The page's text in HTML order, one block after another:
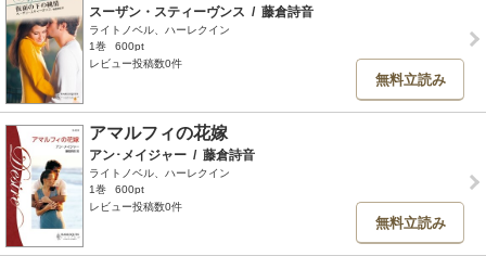
スーザン・スティーヴンス / 藤倉詩音
ライトノベル、ハーレクイン
1巻
600pt
レビュー投稿数0件
無料立読み
アマルフィの花嫁
アン･メイジャー / 藤倉詩音
ライトノベル、ハーレクイン
1巻
600pt
レビュー投稿数0件
無料立読み